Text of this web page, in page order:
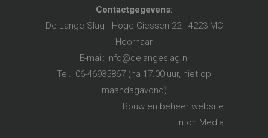
Contactgegevens:
De Lange Slag - Hoge Giessen 22 - 4223 MC
Hoornaar
E-mail: info@delangeslag.nl
Tel.: 06-46935867 (na 17.00 uur, niet op
maandagavond)
Bouw en beheer website
Finton Media